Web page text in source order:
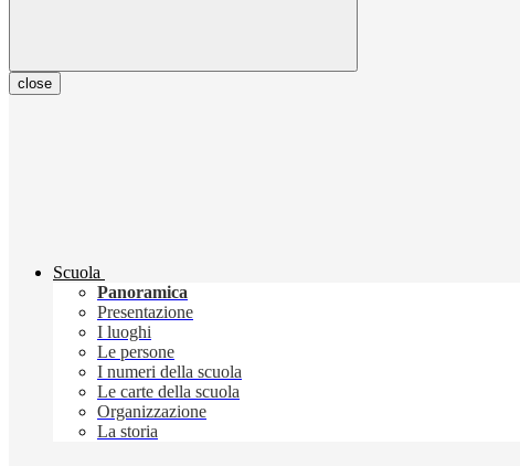
close
Scuola
Panoramica
Presentazione
I luoghi
Le persone
I numeri della scuola
Le carte della scuola
Organizzazione
La storia